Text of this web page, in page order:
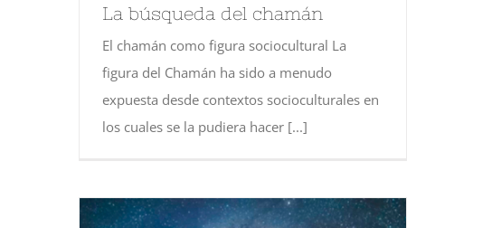
La búsqueda del chamán
El chamán como figura sociocultural La
figura del Chamán ha sido a menudo
expuesta desde contextos socioculturales en
los cuales se la pudiera hacer [...]